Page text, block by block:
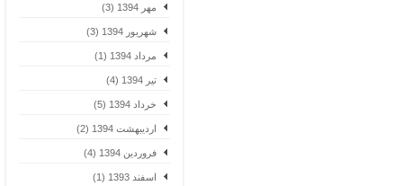
مهر 1394 (3)
شهریور 1394 (3)
مرداد 1394 (1)
تیر 1394 (4)
خرداد 1394 (5)
اردیبهشت 1394 (2)
فروردین 1394 (4)
اسفند 1393 (1)